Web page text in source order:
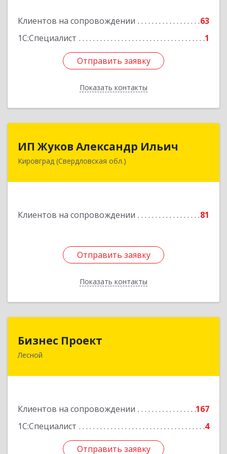
Клиентов на сопровождении
63
1С:Специалист
1
Отправить заявку
Показать контакты
Отправить заявку
Назад
ИП Жуков Александр Ильич
Кировград (Свердловская обл.)
Клиентов на сопровождении 81
Отправить заявку
Показать контакты
624140, Свердловская обл, Кировград г,
Отправить заявку
Назад
Бизнес Проект
Лесной
Клиентов на сопровождении
167
1С:Специалист
4
Отправить заявку
624200, Свердловская обл, Лесной г, Сиротина
Отправить заявку